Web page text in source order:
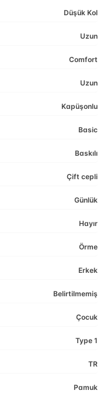
Düşük Kol
Uzun
Comfort
Uzun
Kapüşonlu
Basic
Baskılı
Çift cepli
Günlük
Hayır
Örme
Erkek
Belirtilmemiş
Çocuk
Type 1
TR
Pamuk